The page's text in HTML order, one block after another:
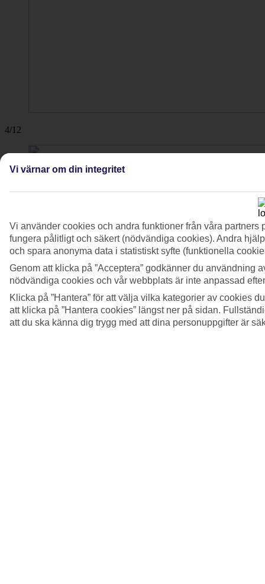
4/12
Vi värnar om din integritet
Vi använder cookies och andra funktioner från våra
fungera pålitligt och säkert (nödvändiga cookies). Andra
och spara anonyma data i statistiskt syfte (funktionella
Genom att klicka på ”Acceptera” godkänner du användning
nödvändiga cookies och vår webbplats är inte anpassad
Klicka på ”Hantera” för att välja vilka kategorier av cookies
att klicka på ”Hantera cookies” längst ner på sidan.
att du ska känna dig trygg med att dina personuppgifter är